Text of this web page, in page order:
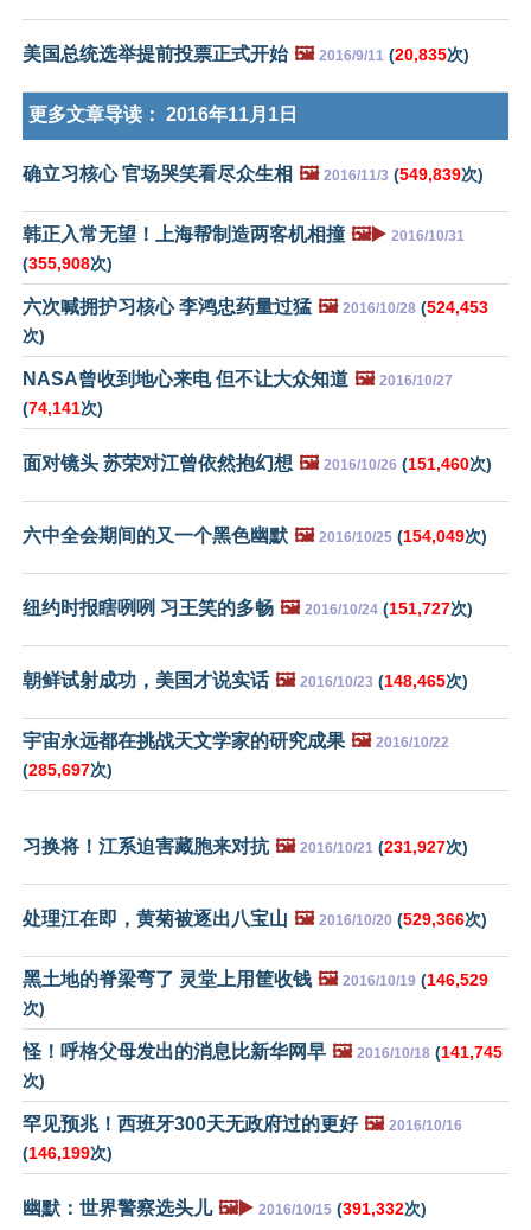
美国总统选举提前投票正式开始 🖼️ 2016/9/11 (20,835次)
更多文章导读： 2016年11月1日
确立习核心 官场哭笑看尽众生相 🖼️ 2016/11/3 (549,839次)
韩正入常无望！上海帮制造两客机相撞 🖼️▶️ 2016/10/31
(355,908次)
六次喊拥护习核心 李鸿忠药量过猛 🖼️ 2016/10/28 (524,453
次)
NASA曾收到地心来电 但不让大众知道 🖼️ 2016/10/27
(74,141次)
面对镜头 苏荣对江曾依然抱幻想 🖼️ 2016/10/26 (151,460次)
六中全会期间的又一个黑色幽默 🖼️ 2016/10/25 (154,049次)
纽约时报瞎咧咧 习王笑的多畅 🖼️ 2016/10/24 (151,727次)
朝鲜试射成功，美国才说实话 🖼️ 2016/10/23 (148,465次)
宇宙永远都在挑战天文学家的研究成果 🖼️ 2016/10/22
(285,697次)
习换将！江系迫害藏胞来对抗 🖼️ 2016/10/21 (231,927次)
处理江在即，黄菊被逐出八宝山 🖼️ 2016/10/20 (529,366次)
黑土地的脊梁弯了 灵堂上用筐收钱 🖼️ 2016/10/19 (146,529
次)
怪！呼格父母发出的消息比新华网早 🖼️ 2016/10/18 (141,745
次)
罕见预兆！西班牙300天无政府过的更好 🖼️ 2016/10/16
(146,199次)
幽默：世界警察选头儿 🖼️▶️ 2016/10/15 (391,332次)